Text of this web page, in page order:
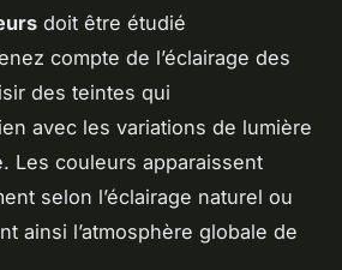
doit être étudié
compte de l’éclairage des
des teintes qui
avec les variations de lumière
Les couleurs apparaissent
selon l’éclairage naturel ou
ainsi l’atmosphère globale de